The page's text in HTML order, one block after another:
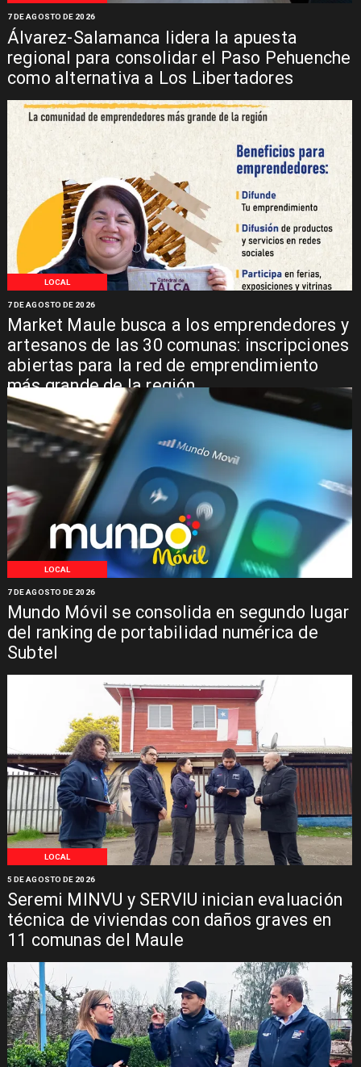
Álvarez-Salamanca lidera la apuesta
regional para consolidar el Paso Pehuenche
como alternativa a Los Libertadores
7 DE AGOSTO DE 2026
LOCAL
Market Maule busca a los emprendedores y
artesanos de las 30 comunas: inscripciones
abiertas para la red de emprendimiento
más grande de la región
7 DE AGOSTO DE 2026
LOCAL
Mundo Móvil se consolida en segundo lugar
del ranking de portabilidad numérica de
Subtel
7 DE AGOSTO DE 2026
LOCAL
Seremi MINVU y SERVIU inician evaluación
técnica de viviendas con daños graves en
11 comunas del Maule
5 DE AGOSTO DE 2026